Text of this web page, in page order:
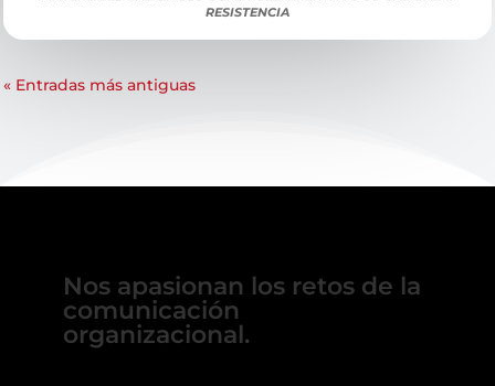
resistencia
« Entradas más antiguas
Nos apasionan los retos de la
comunicación
organizacional.